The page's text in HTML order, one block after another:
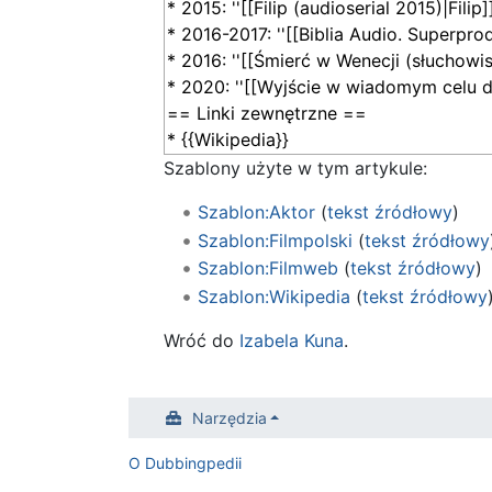
Szablony użyte w tym artykule:
Szablon:Aktor(tekst źródłowy)
Szablon:Filmpolski (tekst źródłowy
Szablon:Filmweb (tekst źródłowy)
Szablon:Wikipedia (tekst źródłowy
Wróć do Izabela Kuna.
Narzędzia
O Dubbingpedii